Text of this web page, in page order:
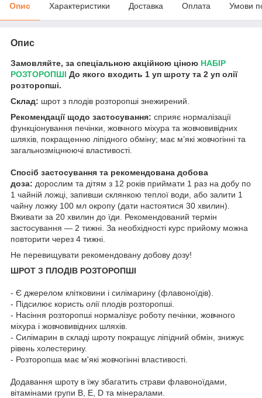
Опис Характеристики Доставка Оплата Умови
Опис
Замовляйте, за спеціальною акційною ціною НАБІР
РОЗТОРОПШІ До якого входить 1 уп шроту та 2 уп олії
розторопші.
Склад: шрот з плодів розторопші знежирений.
Рекомендації щодо застосування: сприяє нормалізації
функціонування печінки, жовчного міхура та жовчовивідних
шляхів, покращенню ліпідного обміну; має м’які жовчогінні та
загальнозміцнюючі властивості.
Спосіб застосування та рекомендована добова
доза: дорослим та дітям з 12 років приймати 1 раз на добу по
1 чайній ложці, запивши склянкою теплої води, або залити 1
чайну ложку 100 мл окропу (дати настоятися 30 хвилин).
Вживати за 20 хвилин до їди. Рекомендований термін
застосування — 2 тижні. За необхідності курс прийому можна
повторити через 4 тижні.
Не перевищувати рекомендовану добову дозу!
ШРОТ З ПЛОДІВ РОЗТОРОПШІ
- Є джерелом клітковини і силімарину (флавоноїдів).
- Підсилює користь олії плодів розторопші.
- Насіння розторопші нормалізує роботу печінки, жовчного
міхура і жовчовивідних шляхів.
- Силімарин в складі шроту покращує ліпідний обмін, знижує
рівень холестерину.
- Розторопша має м'які жовчогінні властивості.
Додавання шроту в їжу збагатить страви флавоноїдами,
вітамінами групи В, Е, D та мінералами.